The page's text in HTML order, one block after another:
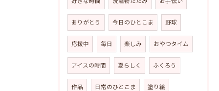
ありがとう 今日のひとこま 野球
応援中 毎日 楽しみ おやつタイム
アイスの時間 夏らしく ふくろう
作品 日常のひとこま 塗り絵